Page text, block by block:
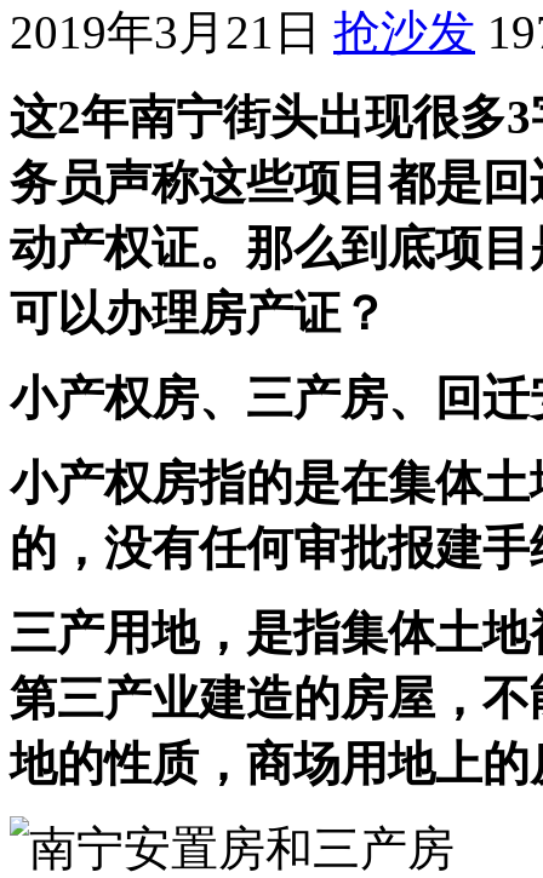
2019年3月21日 抢沙发
这2年南宁街头出现很多
务员声称这些项目都是
动产权证。那么到底项
可以办理房产证？
小产权房、三产房、回
小产权房指的是在集体
的，没有任何审批报建
三产用地，是指集体土
第三产业建造的房屋，
地的性质，商场用地上